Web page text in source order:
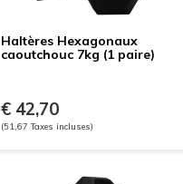
Haltères Hexagonaux
caoutchouc 7kg (1 paire)
€ 42,70
(51,67 Taxes incluses)